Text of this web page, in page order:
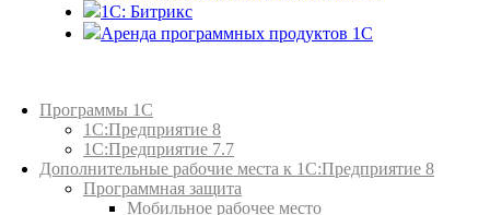
1C: Битрикс
Аренда программных продуктов 1С
Программы 1С
1С:Предприятие 8
1С:Предприятие 7.7
Дополнительные рабочие места к 1С:Предприятие 8
Программная защита
Мобильное рабочее место